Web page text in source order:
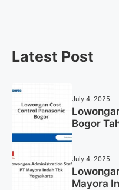
Latest Post
July 4, 2025
Bogor
July 4, 2025
Mayora